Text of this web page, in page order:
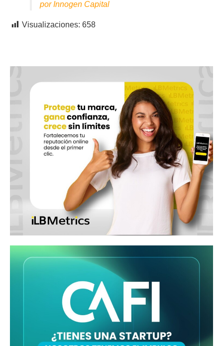
por Innogen Capital
Visualizaciones: 658